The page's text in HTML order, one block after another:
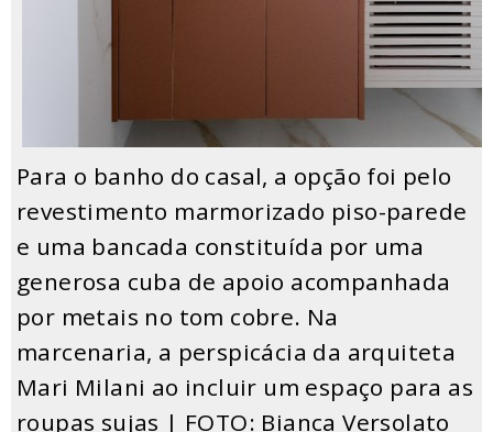
Para o banho do casal, a opção foi pelo
revestimento marmorizado piso-parede
e uma bancada constituída por uma
generosa cuba de apoio acompanhada
por metais no tom cobre. Na
marcenaria, a perspicácia da arquiteta
Mari Milani ao incluir um espaço para as
roupas sujas | FOTO: Bianca Versolato